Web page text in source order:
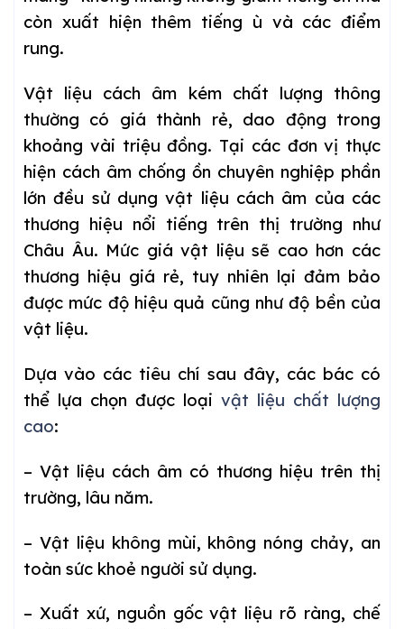
còn xuất hiện thêm tiếng ù và các điểm
rung.
Vật liệu cách âm kém chất lượng thông
thường có giá thành rẻ, dao động trong
khoảng vài triệu đồng. Tại các đơn vị thực
hiện cách âm chống ồn chuyên nghiệp phần
lớn đều sử dụng vật liệu cách âm của các
thương hiệu nổi tiếng trên thị trường như
Châu Âu. Mức giá vật liệu sẽ cao hơn các
thương hiệu giá rẻ, tuy nhiên lại đảm bảo
được mức độ hiệu quả cũng như độ bền của
vật liệu.
Dựa vào các tiêu chí sau đây, các bác có
thể lựa chọn được loại vật liệu chất lượng
cao:
– Vật liệu cách âm có thương hiệu trên thị
trường, lâu năm.
– Vật liệu không mùi, không nóng chảy, an
toàn sức khoẻ người sử dụng.
– Xuất xứ, nguồn gốc vật liệu rõ ràng, chế